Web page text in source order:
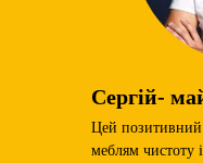
Сергій-
Цей
меблям чистоту